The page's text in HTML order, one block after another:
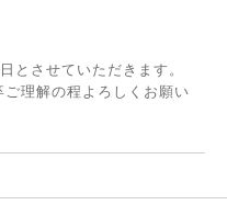
とさせていただきます。
理解の程よろしくお願い